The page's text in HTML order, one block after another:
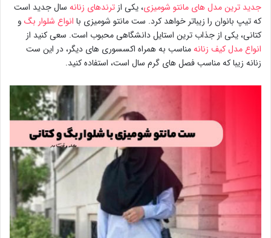
جدید ترین مدل های مانتو شومیزی، یکی ازترندهای زنانه سال جدید است
که تیپ بانوان را زیباتر خواهد کرد. ست مانتو شومیزی با انواع شلوار بگ و
کتانی، یکی از جذاب ترین استایل دانشگاهی محبوب است. سعی کنید از
انواع مدل کیف زنانهمناسب به همراه اکسسوری های دیگر، در این ست
زنانه زیبا که مناسب فصل های گرم سال است، استفاده کنید.